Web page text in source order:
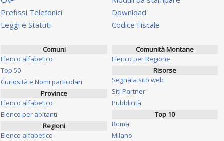
Prefissi Telefonici
Leggi e Statuti
Download
Codice Fiscale
Comuni
Elenco alfabetico
Top 50
Curiosità e Nomi particolari
Province
Elenco alfabetico
Elenco per abitanti
Regioni
Elenco alfabetico
Comunità Montane
Elenco per Regione
Risorse
Segnala sito web
Siti Partner
Pubblicità
Top 10
Roma
Milano